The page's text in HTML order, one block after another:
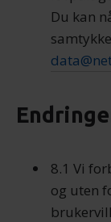
Du kan
8.1 Vi
og uten